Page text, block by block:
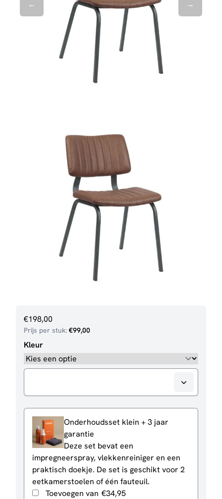
€198,00
Prijs per stuk: €99,00
Kleur
Onderhoudsset klein + 3 jaar
garantie
Deze set bevat een
impregneerspray, vlekkenreiniger en een
praktisch doekje. De set is geschikt voor 2
eetkamerstoelen of één fauteuil.
Toevoegen van €34,95